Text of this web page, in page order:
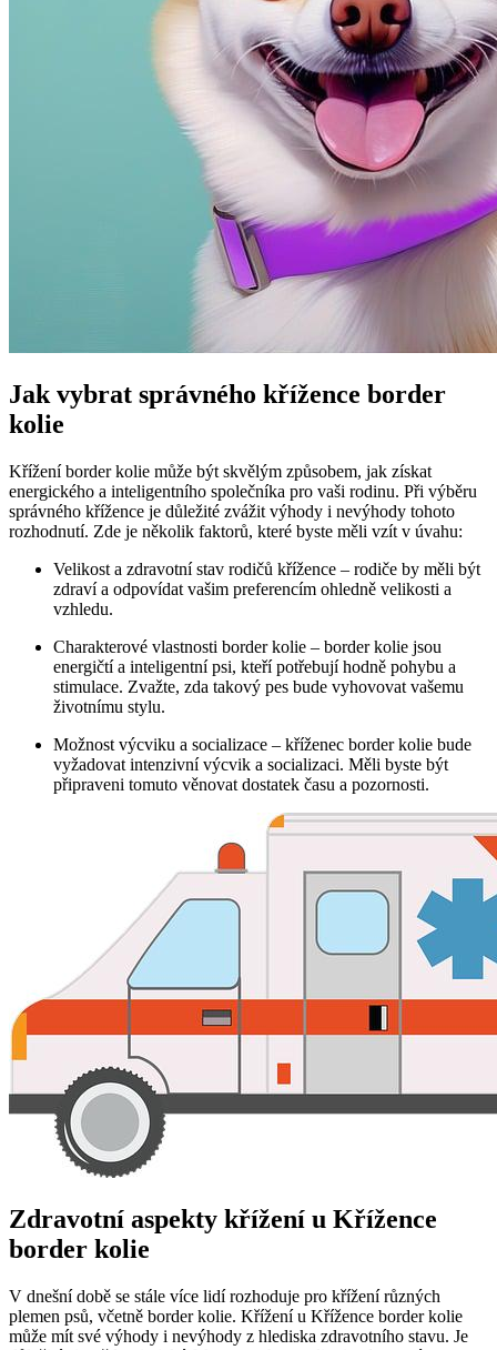
Jak vybrat správného křížence border
kolie
Křížení border kolie může být skvělým způsobem, jak získat
energického a inteligentního společníka pro vaši rodinu. Při výběru
správného křížence je důležité zvážit výhody i nevýhody tohoto
rozhodnutí. Zde je několik faktorů, které byste měli vzít v úvahu:
Velikost a zdravotní stav rodičů křížence – rodiče by měli být
zdraví a odpovídat vašim preferencím ohledně velikosti a
vzhledu.
Charakterové vlastnosti border kolie – border kolie jsou
energičtí a inteligentní psi, kteří potřebují hodně pohybu a
stimulace. Zvažte, zda takový pes bude vyhovovat vašemu
životnímu stylu.
Možnost výcviku a socializace – kříženec border kolie bude
vyžadovat intenzivní výcvik a socializaci. Měli byste být
připraveni tomuto věnovat dostatek času a pozornosti.
Zdravotní aspekty křížení u Křížence
border kolie
V dnešní době se stále více lidí rozhoduje pro křížení různých
plemen psů, včetně border kolie. Křížení u Křížence border kolie
může mít své výhody i nevýhody z hlediska zdravotního stavu. Je